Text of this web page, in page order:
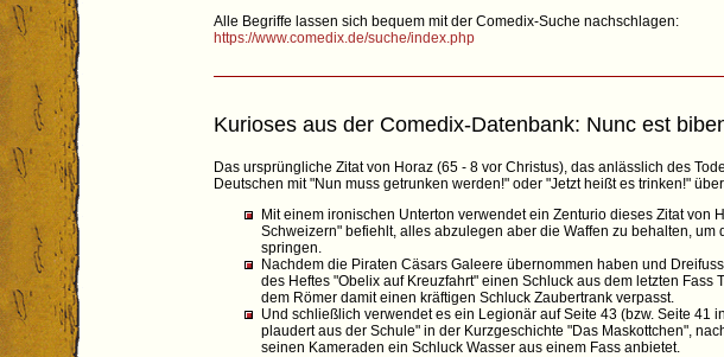
Alle Begriffe lassen sich bequem mit der Comedix-Suche nachschlagen:
https://www.comedix.de/suche/index.php
Kurioses aus der Comedix-Datenbank: Nunc est
Das ursprüngliche Zitat von Horaz (65 - 8 vor Christus), das anlässlich des
Deutschen mit "Nun muss getrunken werden!" oder "Jetzt heißt es trinken!"
Mit einem ironischen Unterton verwendet ein Zenturio dieses Zitat
Schweizern" befiehlt, alles abzulegen aber die Waffen zu behalten,
springen.
Nachdem die Piraten Cäsars Galeere übernommen haben und
des Heftes "Obelix auf Kreuzfahrt" einen Schluck aus dem letzten
dem Römer damit einen kräftigen Schluck Zaubertrank verpasst.
Und schließlich verwendet es ein Legionär auf Seite 43 (bzw. Seite 41
plaudert aus der Schule" in der Kurzgeschichte "Das Maskottchen",
seinen Kameraden ein Schluck Wasser aus einem Fass anbietet.